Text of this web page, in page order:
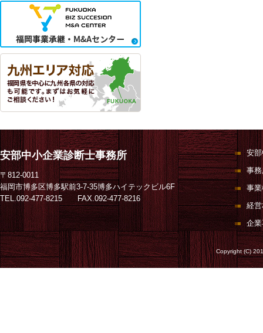
安部中小企業診断士事務所
〒812-0011
福岡市博多区博多駅前3-7-35博多ハイテックビル6F
TEL.092-477-8215 FAX.092-477-8216
安
事
事
経
企
Copyright (C)